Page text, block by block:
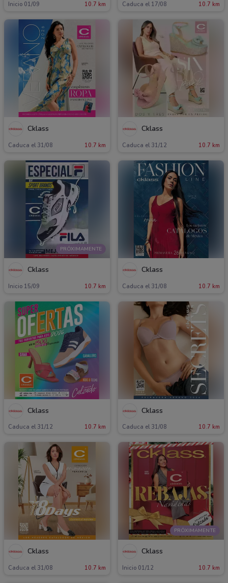
Inicio 01/09 10.7 km Caduca el 17/08 10.7 km
Cklass
Caduca el 31/08 10.7 km
Cklass
Caduca el 31/12 10.7 km
PRÓXIMAMENTE
Cklass
Inicio 15/09 10.7 km
Cklass
Caduca el 31/08 10.7 km
Cklass
Caduca el 31/12 10.7 km
Cklass
Caduca el 31/08 10.7 km
Cklass
Caduca el 31/08 10.7 km
PRÓXIMAMENTE
Cklass
Inicio 01/12 10.7 km